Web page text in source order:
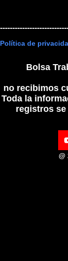
Política de
Bolsa
no recibimos
Toda la
registros
@